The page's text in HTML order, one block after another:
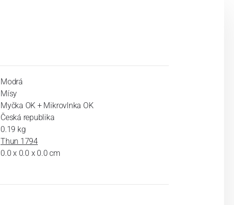
Modrá
Mísy
Myčka OK + Mikrovlnka OK
Česká republika
0.19 kg
Thun 1794
0.0 x 0.0 x 0.0 cm